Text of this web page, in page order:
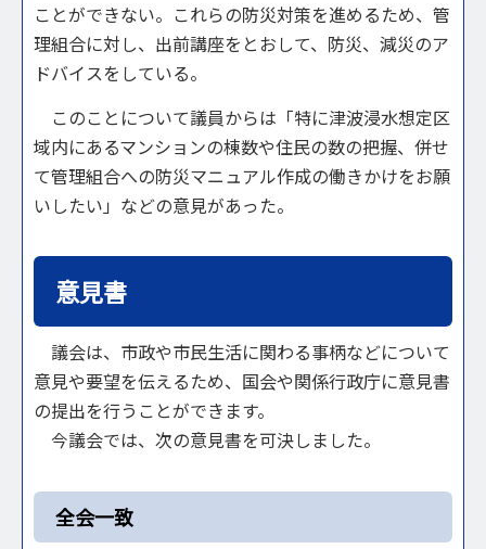
ことができない。これらの防災対策を進めるため、管
理組合に対し、出前講座をとおして、防災、減災のア
ドバイスをしている。
このことについて議員からは「特に津波浸水想定区
域内にあるマンションの棟数や住民の数の把握、併せ
て管理組合への防災マニュアル作成の働きかけをお願
いしたい」などの意見があった。
意見書
議会は、市政や市民生活に関わる事柄などについて
意見や要望を伝えるため、国会や関係行政庁に意見書
の提出を行うことができます。
今議会では、次の意見書を可決しました。
全会一致